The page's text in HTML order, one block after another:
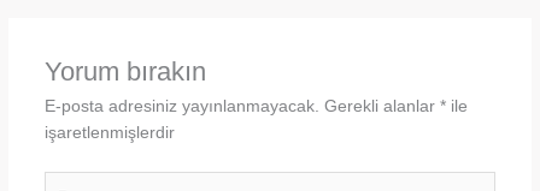
Yorum bırakın
E-posta adresiniz yayınlanmayacak. Gerekli alanlar *ile
işaretlenmişlerdir